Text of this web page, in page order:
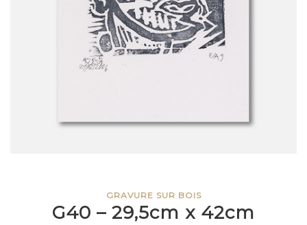
GRAVURE SUR BOIS
G40 – 29,5cm x 42cm